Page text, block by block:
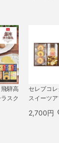
騨高
スク
セレブコ
スイーツ
2,700円